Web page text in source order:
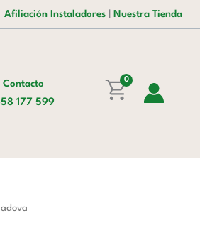
Afiliación Instaladores Nuestra Tienda
Contacto
177 599
0